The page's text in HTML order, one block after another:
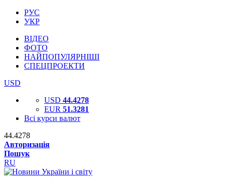
РУС
УКР
ВІДЕО
ФОТО
НАЙПОПУЛЯРНІШІ
СПЕЦПРОЕКТИ
USD
USD 44.4278
EUR 51.3281
Всі курси валют
44.4278
Авторизація
Пошук
RU